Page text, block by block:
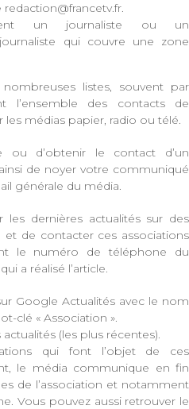
un journaliste ou un
qui couvre une zone
listes, souvent par
l’ensemble des contacts de
médias papier, radio ou télé.
ou d’obtenir le contact d’un
de noyer votre communiqué
générale du média.
les dernières actualités sur des
et de contacter ces associations
le numéro de téléphone du
a réalisé l’article.
Google Actualités avec le nom
clé « Association ».
(les plus récentes).
qui font l’objet de ces
le média communique en fin
de l’association et notamment
Vous pouvez aussi retrouver le